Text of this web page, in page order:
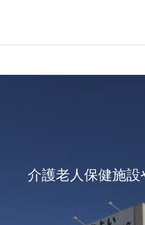
介護老人保健施